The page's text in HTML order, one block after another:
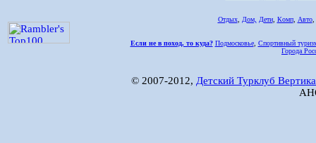
Отдых, Дом, Дети, Комп, Авто,
Если не в поход, то куда? Подмосковье, Спортивный
Города
© 2007-2012, Детский Турклуб